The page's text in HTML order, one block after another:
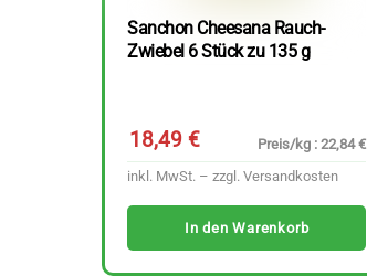
Sanchon Cheesana Rauch-
Zwiebel 6 Stück zu 135 g
18,49€
Preis/kg : 22,84 €
inkl. MwSt. – zzgl. Versandkosten
In den Warenkorb